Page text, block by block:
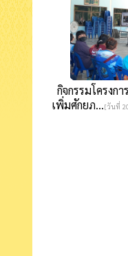
กิจกรรมโครงก
เพิ่มศักยภ...[วันที่